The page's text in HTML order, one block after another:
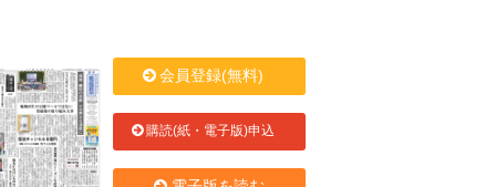
会員登録(無料)
購読(紙・電子版)申込